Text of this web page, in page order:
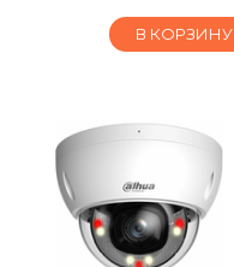
В КОРЗИНУ